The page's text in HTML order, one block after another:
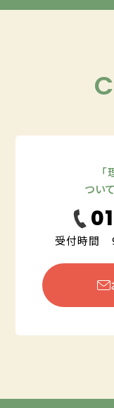
つい
受付時間